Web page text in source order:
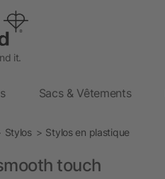
it.
Sacs & Vêtements
Stylos Stylos en plastique
touch